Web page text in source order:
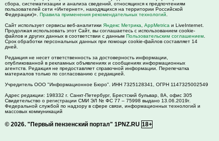
сбора, систематизации и анализа сведений, относящихся к предпочтениям
пользователей сети «Интернет», находящихся на территории Российской
Федерации)». Правила применения рекомендательных технологий
Сайт использует сервисы веб-аналитики Яндекс Метрика AppMetrica и LiveInternet.
Продолжая использовать этот Сайт, вы соглашаетесь с использованием cookie-
файлов и других данных в соответствии с данным Пользовательским соглашением
Срок обработки персональных данных при помощи cookie-файлов составляет 14
дней.
Редакция не несет ответственность за достоверность информации,
опубликованной в рекламных объявлениях и сообщениях информационных
агентств. Редакция не предоставляет справочной информации. Перепечатка
материалов только по согласованию с редакцией.
Учредитель ООО "Информационное Бюро". ИНН 7325128341, ОГРН 1147325002549
Адрес редакции: 198332 г. Санкт-Петербург, Брестский бульвар, 8А, офис 305
Свидетельство о регистрации СМИ ЭЛ № ФС 77 – 75998 выдано 13.06.2019г.
Федеральной службой по надзору в сфере связи, информационных технологий и
массовых коммуникаций
© 2026. "Первый пензенский портал" 1PNZ.RU 18+